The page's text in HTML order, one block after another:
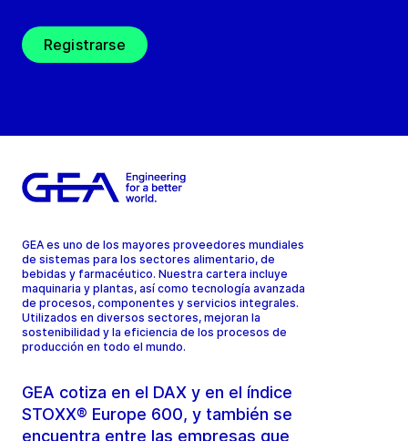
Registrarse
GEA es uno de los mayores proveedores mundiales
de sistemas para los sectores alimentario, de
bebidas y farmacéutico. Nuestra cartera incluye
maquinaria y plantas, así como tecnología avanzada
de procesos, componentes y servicios integrales.
Utilizados en diversos sectores, mejoran la
sostenibilidad y la eficiencia de los procesos de
producción en todo el mundo.
GEA cotiza en el DAX y en el índice
STOXX® Europe 600, y también se
encuentra entre las empresas que